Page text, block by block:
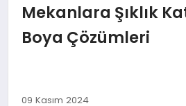
EĞITIM
MAGAZIN
Mekanlara Şıklık
Boya Çözümleri
09 Kasım 2024